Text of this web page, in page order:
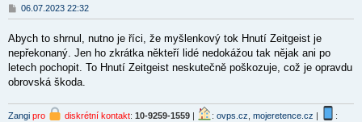
P
ř
s
p
ě
v
e
06.07.2023 22:32
Abych to shrnul, nutno je říci, že myšlenkový tok Hnutí Zeitgeist je
nepřekonaný. Jen ho zkrátka někteří lidé nedokážou tak nějak ani po
letech pochopit. To Hnutí Zeitgeist neskutečně poškozuje, což je opravdu
obrovská škoda.
Zangi pro diskrétní kontakt: 10-9259-1559 : ovps.cz, mojeretence.cz
: